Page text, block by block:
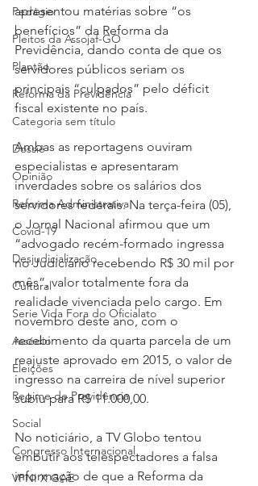
Pedágio
Pleitos da Assojaf-GO
Plantão
Reforma da Previdência
Categoria sem título
Dossiê
Opinião
Reforma Administrativa
Covid-19
Desjudicialização
Cultural
Serie Vida Fora do Oficialato
Assédio
Eleições
Regime de Previdência
Social
Congresso Internacional
VPNI X GAE
apresentou matérias sobre “os
benefícios” da Reforma da
Previdência, dando conta de que os
servidores públicos seriam os
principais “culpados” pelo déficit
fiscal existente no país.
Ambas as reportagens ouviram
especialistas e apresentaram
inverdades sobre os salários dos
servidores federais. Na terça-feira (05),
o Jornal Nacional afirmou que um
“advogado recém-formado ingressa
no Judiciário recebendo R$ 30 mil por
mês”, valor totalmente fora da
realidade vivenciada pelo cargo. Em
novembro deste ano, com o
recebimento da quarta parcela de um
reajuste aprovado em 2015, o valor de
ingresso na carreira de nível superior
subiu para R$ 11.000,00.
No noticiário, a TV Globo tentou
embutir aos telespectadores a falsa
informação de que a Reforma da